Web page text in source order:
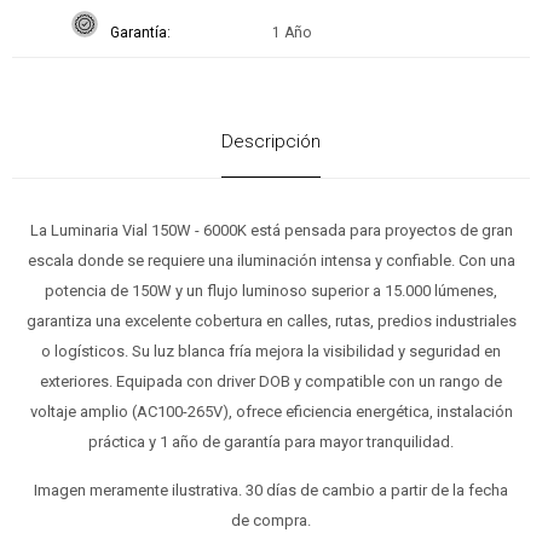
Garantía 1 Año
Descripción
La Luminaria Vial 150W - 6000K está pensada para proyectos de gran
escala donde se requiere una iluminación intensa y confiable. Con una
potencia de 150W y un flujo luminoso superior a 15.000 lúmenes,
garantiza una excelente cobertura en calles, rutas, predios industriales
o logísticos. Su luz blanca fría mejora la visibilidad y seguridad en
exteriores. Equipada con driver DOB y compatible con un rango de
voltaje amplio (AC100-265V), ofrece eficiencia energética, instalación
práctica y 1 año de garantía para mayor tranquilidad.
Imagen meramente ilustrativa. 30 días de cambio a partir de la fecha
de compra.